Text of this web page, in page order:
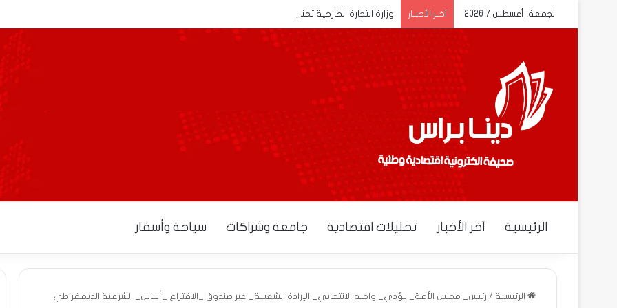
الجمعة, أغسطس 7 2026 آخــر الأخبــار وزارة التجارة الخارجية تمنح آجالاً إضافية للمصدرين لاستكمال إجراءات التوطين البنكي
الرئيسية آخر الأخبار تحليلات اقتصادية جامعة وشراكات سياحة وأسفار
الرئيسية / رئيس_ مجلس الأمة_ يؤدي_ واجبه الانتخابي_ الإرادة الشعبية_ عبر صندوق _الاقتراع _أساس_ الشرعية الديمقراطي